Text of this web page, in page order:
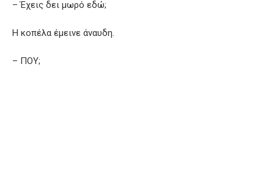
– Έχεις δει μωρό εδώ;
Η κοπέλα έμεινε άναυδη.
– ΠΟΥ;